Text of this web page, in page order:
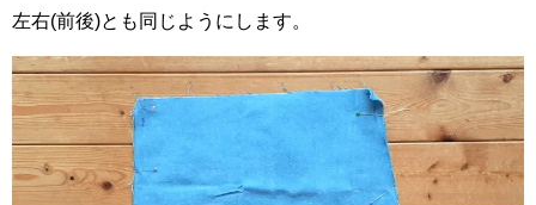
左右(前後)とも同じようにします。